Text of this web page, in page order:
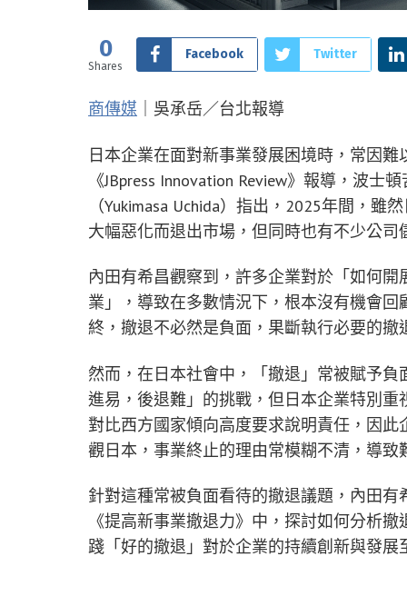
0
Shares
Facebook Twitter
商傳媒 ｜吳承岳／台北報導
日本企業在面對新事業發展困境時，常因
《JBpress Innovation Review》報導，波士
（Yukimasa Uchida）指出，2025年間，
大幅惡化而退出市場，但同時也有不少公
內田有希昌觀察到，許多企業對於「如何
業」，導致在多數情況下，根本沒有機會
終，撤退不必然是負面，果斷執行必要的
然而，在日本社會中，「撤退」常被賦予
進易，後退難」的挑戰，但日本企業特別
對比西方國家傾向高度要求說明責任，因
觀日本，事業終止的理由常模糊不清，導致
針對這種常被負面看待的撤退議題，內田
《提高新事業撤退力》中，探討如何分析
踐「好的撤退」對於企業的持續創新與發展